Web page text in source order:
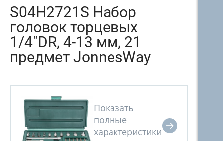
S04H2721S Набор
головок торцевых
1/4"DR, 4-13 мм, 21
предмет JonnesWay